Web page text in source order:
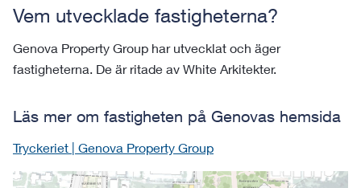
Vem utvecklade fastigheterna?
Genova Property Group har utvecklat och äger
fastigheterna. De är ritade av White Arkitekter.
Läs mer om fastigheten på Genovas hemsida
Tryckeriet | Genova Property Group